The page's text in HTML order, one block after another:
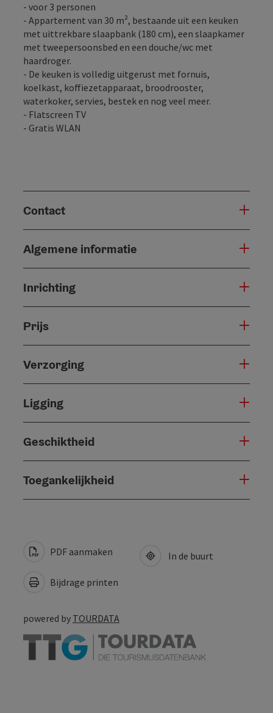
- voor 3 personen
- Appartement van 30 m², bestaande uit een keuken
met uittrekbare slaapbank (180 cm), een slaapkamer
met tweepersoonsbed en een douche/wc met
haardroger.
- De keuken is volledig uitgerust met fornuis,
koelkast, koffiezetapparaat, broodrooster,
waterkoker, servies, bestek en nog veel meer.
- Flatscreen TV
- Gratis WLAN
Contact
Algemene informatie
Inrichting
Prijs
Verzorging
Ligging
Geschiktheid
Toegankelijkheid
PDF aanmaken
Bijdrage printen
In de buurt
powered by TOURDATA